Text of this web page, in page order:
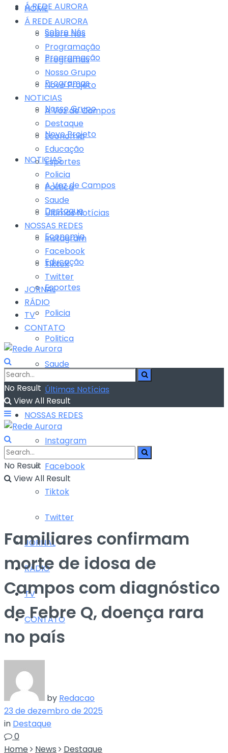
Á REDE AURORA
Sobre Nós
Programação
Programas
Nosso Grupo
Novo Projeto
NOTICIAS
A Voz de Campos
Destaque
Economia
Educação
Esportes
Policia
Politica
Saude
Últimas Notícias
NOSSAS REDES
Instagram
Facebook
Tiktok
Twitter
JORNAL
RÁDIO
TV
CONTATO
HOME
Á REDE AURORA
Sobre Nós
Programação
Programas
Nosso Grupo
Novo Projeto
NOTICIAS
A Voz de Campos
Destaque
Economia
Educação
Esportes
Policia
Politica
Saude
Últimas Notícias
NOSSAS REDES
Instagram
Facebook
Tiktok
Twitter
JORNAL
RÁDIO
TV
CONTATO
No Result
View All Result
No Result
View All Result
Familiares confirmam
morte de idosa de
Campos com diagnóstico
de Febre Q, doença rara
no país
by Redacao
23 de dezembro de 2025
in Destaque
0
Home
News Destaque